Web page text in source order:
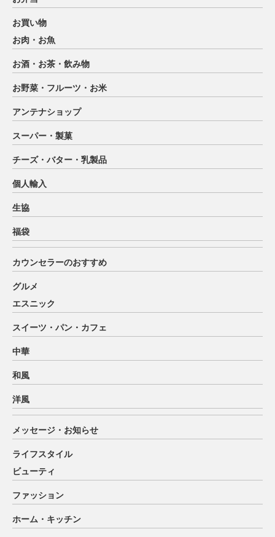
お買い物
お肉・お魚
お酒・お茶・飲み物
お野菜・フルーツ・お米
アンテナショップ
スーパー・製菓
チーズ・バター・乳製品
個人輸入
生協
福袋
カウンセラーのおすすめ
グルメ
エスニック
スイーツ・パン・カフェ
中華
和風
洋風
メッセージ・お知らせ
ライフスタイル
ビューティ
ファッション
ホーム・キッチン